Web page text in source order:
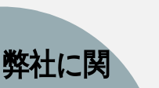
社に関